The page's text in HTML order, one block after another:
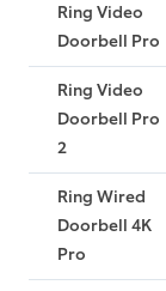
Ring Video
Doorbell Pro
Ring Video
Doorbell Pro
2
Ring Wired
Doorbell 4K
Pro